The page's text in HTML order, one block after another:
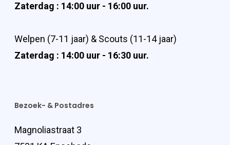
Zaterdag : 14:00 uur - 16:00 uur.
Welpen (7-11 jaar) & Scouts (11-14 jaar)
Zaterdag : 14:00 uur - 16:30 uur.
Bezoek- & Postadres
Magnoliastraat 3